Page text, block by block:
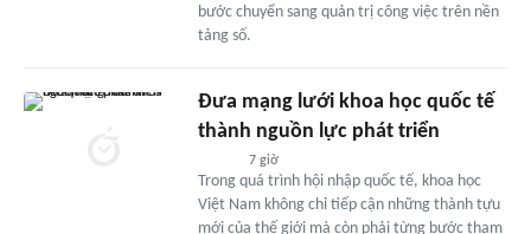
bước chuyển sang quản trị công việc trên nền
tảng số.
Đưa mạng lưới khoa học quốc tế
thành nguồn lực phát triển
7 giờ
Trong quá trình hội nhập quốc tế, khoa học
Việt Nam không chỉ tiếp cận những thành tựu
mới của thế giới mà còn phải từng bước tham